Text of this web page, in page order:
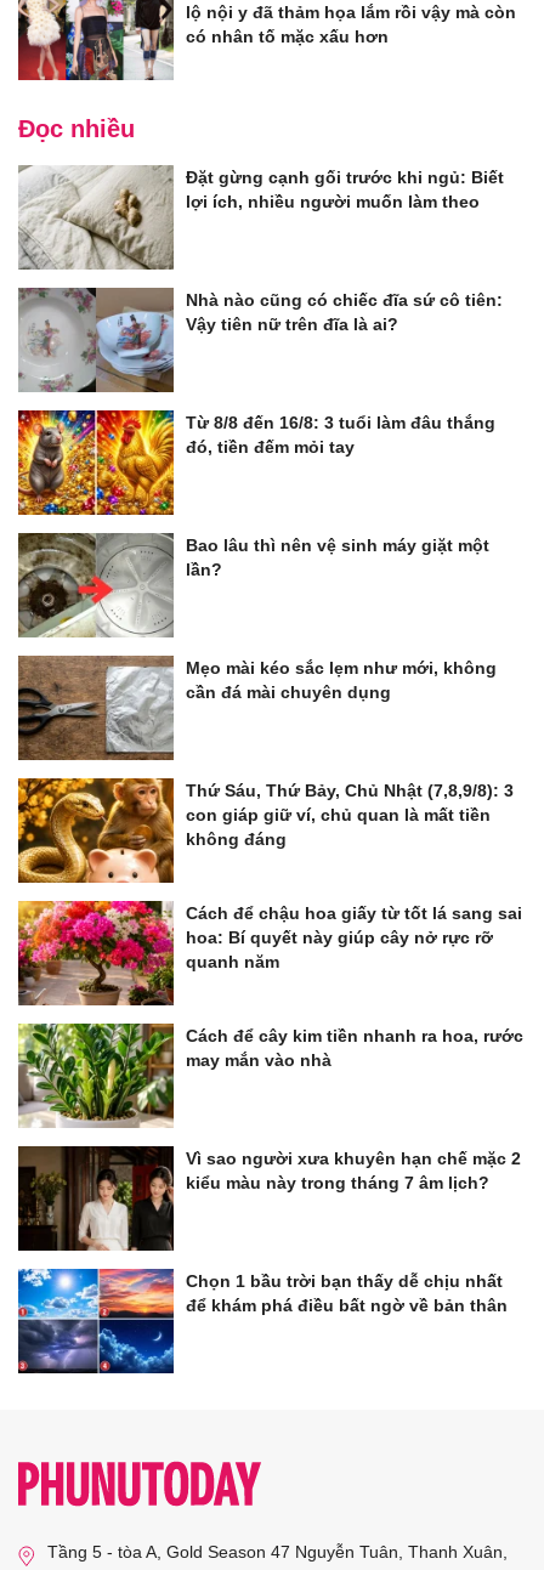
lộ nội y đã thảm họa lắm rồi vậy mà còn
có nhân tố mặc xấu hơn
Đọc nhiều
Đặt gừng cạnh gối trước khi ngủ: Biết
lợi ích, nhiều người muốn làm theo
Nhà nào cũng có chiếc đĩa sứ cô tiên:
Vậy tiên nữ trên đĩa là ai?
Từ 8/8 đến 16/8: 3 tuổi làm đâu thắng
đó, tiền đếm mỏi tay
Bao lâu thì nên vệ sinh máy giặt một
lần?
Mẹo mài kéo sắc lẹm như mới, không
cần đá mài chuyên dụng
Thứ Sáu, Thứ Bảy, Chủ Nhật (7,8,9/8): 3
con giáp giữ ví, chủ quan là mất tiền
không đáng
Cách để chậu hoa giấy từ tốt lá sang sai
hoa: Bí quyết này giúp cây nở rực rỡ
quanh năm
Cách để cây kim tiền nhanh ra hoa, rước
may mắn vào nhà
Vì sao người xưa khuyên hạn chế mặc 2
kiểu màu này trong tháng 7 âm lịch?
Chọn 1 bầu trời bạn thấy dễ chịu nhất
để khám phá điều bất ngờ về bản thân
Tầng 5 - tòa A, Gold Season 47 Nguyễn Tuân, Thanh Xuân,